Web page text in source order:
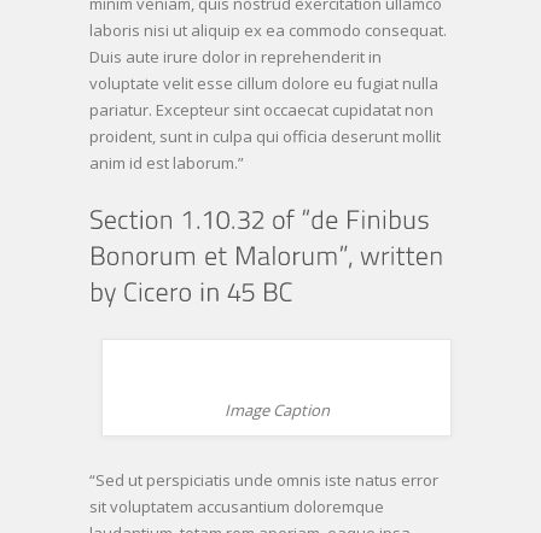
laboris nisi ut aliquip ex ea commodo consequat.
Duis aute irure dolor in reprehenderit in
voluptate velit esse cillum dolore eu fugiat nulla
pariatur. Excepteur sint occaecat cupidatat non
proident, sunt in culpa qui officia deserunt mollit
anim id est laborum.”
Image Caption
“Sed ut perspiciatis unde omnis iste natus error
sit voluptatem accusantium doloremque